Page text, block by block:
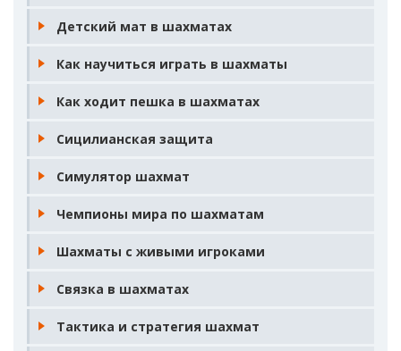
Детский мат в шахматах
Как научиться играть в шахматы
Как ходит пешка в шахматах
Сицилианская защита
Симулятор шахмат
Чемпионы мира по шахматам
Шахматы с живыми игроками
Связка в шахматах
Тактика и стратегия шахмат